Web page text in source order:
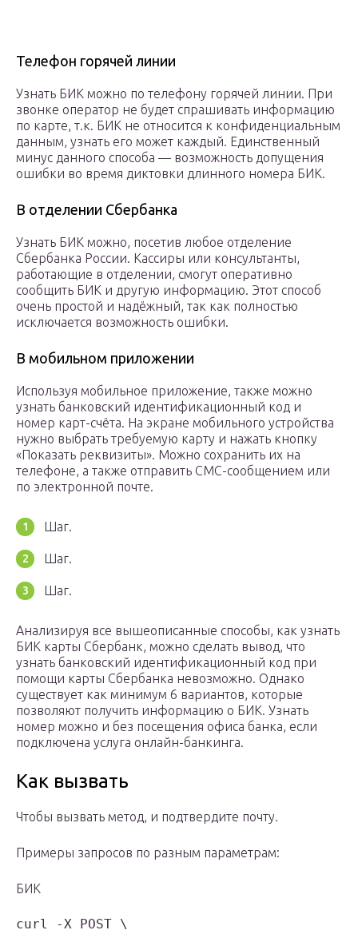
Телефон горячей линии
Узнать БИК можно по телефону горячей линии. При
звонке оператор не будет спрашивать информацию
по карте, т.к. БИК не относится к конфиденциальным
данным, узнать его может каждый. Единственный
минус данного способа — возможность допущения
ошибки во время диктовки длинного номера БИК.
В отделении Сбербанка
Узнать БИК можно, посетив любое отделение
Сбербанка России. Кассиры или консультанты,
работающие в отделении, смогут оперативно
сообщить БИК и другую информацию. Этот способ
очень простой и надёжный, так как полностью
исключается возможность ошибки.
В мобильном приложении
Используя мобильное приложение, также можно
узнать банковский идентификационный код и
номер карт-счёта. На экране мобильного устройства
нужно выбрать требуемую карту и нажать кнопку
«Показать реквизиты». Можно сохранить их на
телефоне, а также отправить СМС-сообщением или
по электронной почте.
Шаг.
Шаг.
Шаг.
Анализируя все вышеописанные способы, как узнать
БИК карты Сбербанк, можно сделать вывод, что
узнать банковский идентификационный код при
помощи карты Сбербанка невозможно. Однако
существует как минимум 6 вариантов, которые
позволяют получить информацию о БИК. Узнать
номер можно и без посещения офиса банка, если
подключена услуга онлайн-банкинга.
Как вызвать
Чтобы вызвать метод, и подтвердите почту.
Примеры запросов по разным параметрам:
БИК
curl -X POST \